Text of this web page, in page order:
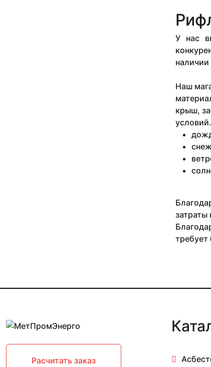
У нас
наличии
Наш
крыш,
затраты
Расчитать заказ